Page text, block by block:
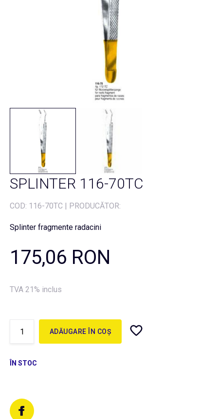
SPLINTER 116-70TC
COD: 116-70TC | PRODUCĂTOR:
Splinter fragmente radacini
175,06 RON
TVA 21% inclus
ADĂUGARE ÎN COȘ
ÎN STOC